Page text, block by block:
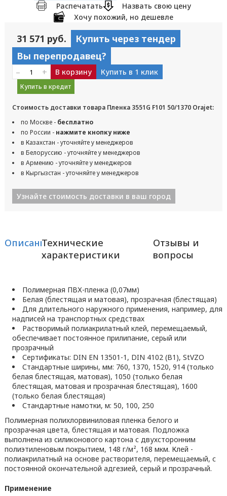
Распечатать
Назвать свою цену
Хочу похожий, но дешевле
31 571 руб.
Купить через тендер
Вы перепродавец?
– + В корзину Купить в 1 клик
Купить в кредит
Стоимость доставки товара Пленка 3551G F101 50/1370 Orajet:
по Москве - бесплатно
по России - нажмите кнопку ниже
в Казахстан - уточняйте у менеджеров
в Белоруссию - уточняйте у менеджеров
в Армению - уточняйте у менеджеров
в Кыргызстан - уточняйте у менеджеров
Узнайте стоимость доставки в ваш город
ОписаниеТехнические
характеристики
Отзывы и
вопросы
Полимерная ПВХ-пленка (0,07мм)
Белая (блестящая и матовая), прозрачная (блестящая)
Для длительного наружного применения, например, для
надписей на транспортных средствах
Растворимый полиакрилатный клей, перемещаемый,
обеспечивает постоянное прилипание, серый или
прозрачный
Сертификаты: DIN EN 13501-1, DIN 4102 (B1), StVZO
Стандартные ширины, мм: 760, 1370, 1520, 914 (только
белая блестящая, матовая), 1050 (только белая
блестящая, матовая и прозрачная блестящая), 1600
(только белая блестящая)
Стандартные намотки, м: 50, 100, 250
Полимерная полихлорвиниловая пленка белого и
прозрачная цвета, блестящая и матовая. Подложка
выполнена из силиконового картона с двухсторонним
полиэтиленовым покрытием, 148 г/м², 168 мкм. Клей -
полиакрилатный на основе растворителя, перемещаемый, с
постоянной окончательной адгезией, серый и прозрачный.
Применение